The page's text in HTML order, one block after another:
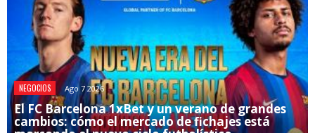
NEGOCIOS Ago 7 2026
El FC Barcelona 1xBet y un verano de grandes
cambios: cómo el mercado de fichajes está